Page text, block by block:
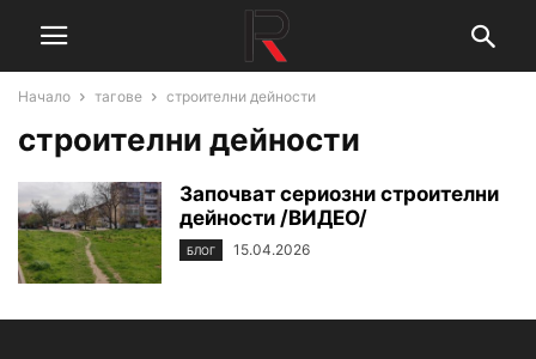
Начало тагове строителни дейности
строителни дейности
Започват сериозни строителни
дейности /ВИДЕО/
БЛОГ 15.04.2026